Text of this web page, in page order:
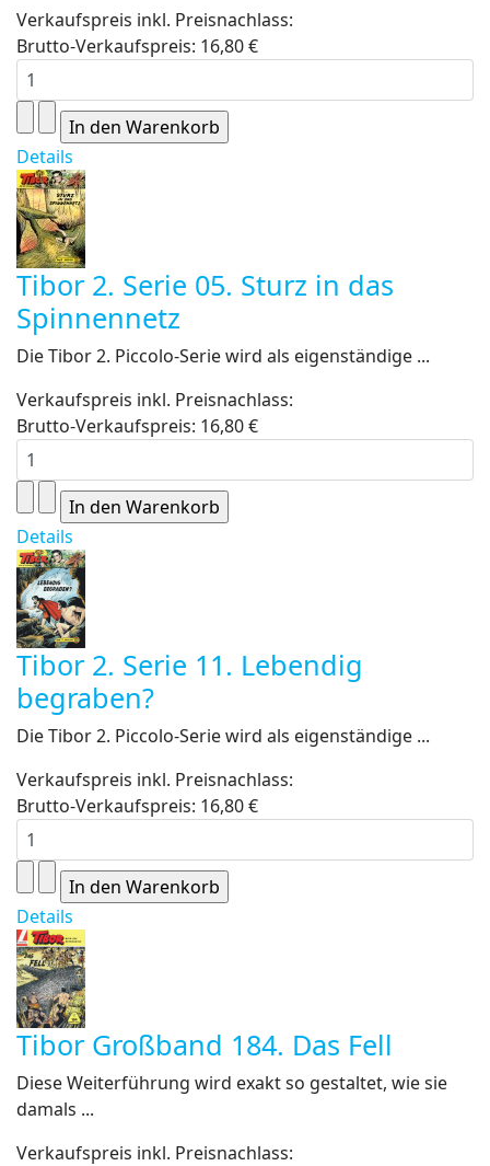
Verkaufspreis inkl. Preisnachlass:
Brutto-Verkaufspreis: 16,80 €
Details
Tibor 2. Serie 05. Sturz in das
Spinnennetz
Die Tibor 2. Piccolo-Serie wird als eigenständige ...
Verkaufspreis inkl. Preisnachlass:
Brutto-Verkaufspreis: 16,80 €
Details
Tibor 2. Serie 11. Lebendig
begraben?
Die Tibor 2. Piccolo-Serie wird als eigenständige ...
Verkaufspreis inkl. Preisnachlass:
Brutto-Verkaufspreis: 16,80 €
Details
Tibor Großband 184. Das Fell
Diese Weiterführung wird exakt so gestaltet, wie sie
damals ...
Verkaufspreis inkl. Preisnachlass: